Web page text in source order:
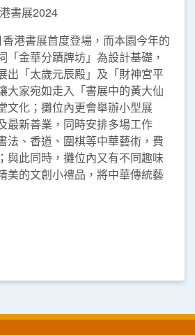
書展2024
香港書展首度登場，而本園今年的
「金華分蹟牌坊」為設計基礎，
出「太歲元辰殿」及「財神宮平
大家宛如走入「書展中的黃大仙
文化；攤位內更會舉辦小型展
最新善業，同時安排多場工作
法、香道、圍棋等中華藝術，費
與此同時，攤位內又有不同趣味
美的文創小禮品，將中華傳統藝